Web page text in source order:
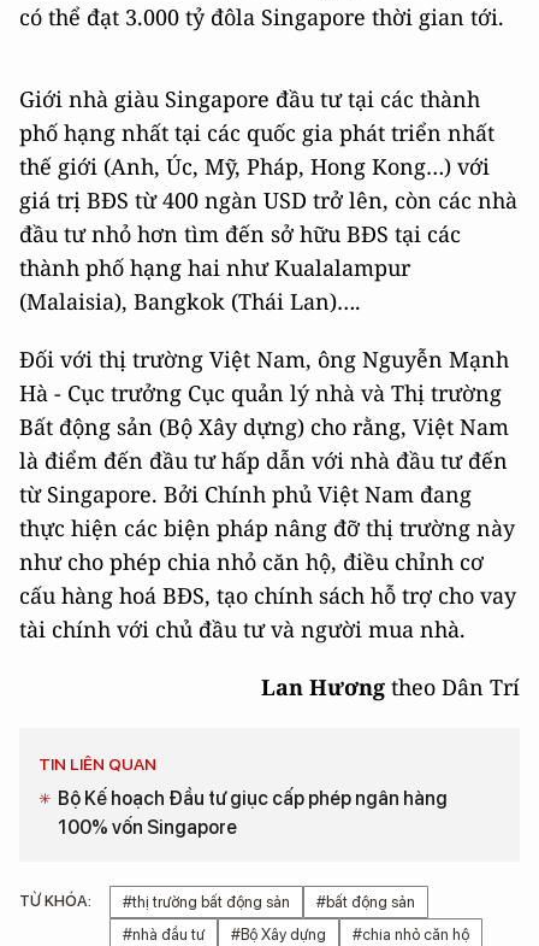
có thể đạt 3.000 tỷ đôla Singapore thời gian tới.
Giới nhà giàu Singapore đầu tư tại các thành
phố hạng nhất tại các quốc gia phát triển nhất
thế giới (Anh, Úc, Mỹ, Pháp, Hong Kong…) với
giá trị BĐS từ 400 ngàn USD trở lên, còn các nhà
đầu tư nhỏ hơn tìm đến sở hữu BĐS tại các
thành phố hạng hai như Kualalampur
(Malaisia), Bangkok (Thái Lan)….
Đối với thị trường Việt Nam, ông Nguyễn Mạnh
Hà - Cục trưởng Cục quản lý nhà và Thị trường
Bất động sản (Bộ Xây dựng) cho rằng, Việt Nam
là điểm đến đầu tư hấp dẫn với nhà đầu tư đến
từ Singapore. Bởi Chính phủ Việt Nam đang
thực hiện các biện pháp nâng đỡ thị trường này
như cho phép chia nhỏ căn hộ, điều chỉnh cơ
cấu hàng hoá BĐS, tạo chính sách hỗ trợ cho vay
tài chính với chủ đầu tư và người mua nhà.
Lan Hương theo Dân Trí
TIN LIÊN QUAN
Bộ Kế hoạch Đầu tư giục cấp phép ngân hàng
100% vốn Singapore
TỪ KHÓA: #thị trường bất động sản
#bất động sản
#nhà đầu tư
#Bộ Xây dựng #chia nhỏ căn hộ